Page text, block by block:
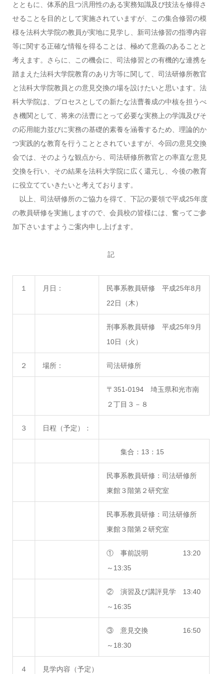
とともに、体系的且つ汎用性のある実務知識及び技法を修得さ
せることを目的として実施されていますが、この集合修習の模
様を法科大学院の教員が実地に見学し、新司法修習の指導内容
等に関する正確な情報を得ることは、極めて意義のあることと
考えます。さらに、この機会に、司法修習との有機的な連携を
踏まえた法科大学院教育のあり方等に関して、司法研修所教官
と法科大学院教員との意見交換の場を設けたいと思います。法
科大学院は、プロセスとしての新たな法曹養成の中核を担うべ
き機関として、将来の法曹にとって必要な実務上の学識及びそ
の応用能力並びに実務の基礎的素養を涵養するため、理論的か
つ実践的な教育を行うこととされていますが、今回の意見交換
会では、そのような観点から、司法研修所教官との率直な意見
交換を行い、その結果を法科大学院に広く還元し、今後の教育
に役立てていきたいと考えております。
以上、司法研修所のご協力を得て、下記の要領で平成25年度
の教員研修を実施しますので、会員校の皆様には、奮ってご参
加下さいますようご案内申し上げます。
記
１ 月日：
民事系教員研修 平成25年8月
22日（木）
刑事系教員研修 平成25年9月
10日（火）
２ 場所： 司法研修所
〒351-0194 埼玉県和光市南
２丁目３－８
３ 日程（予定）：
集合：13：15
民事系教員研修：司法研修所
東館３階第２研究室
民事系教員研修：司法研修所
東館３階第２研究室
① 事前説明 13:20
～13:35
② 演習及び講評見学 13:40
～16:35
③ 意見交換 16:50
～18:30
４ 見学内容（予定）